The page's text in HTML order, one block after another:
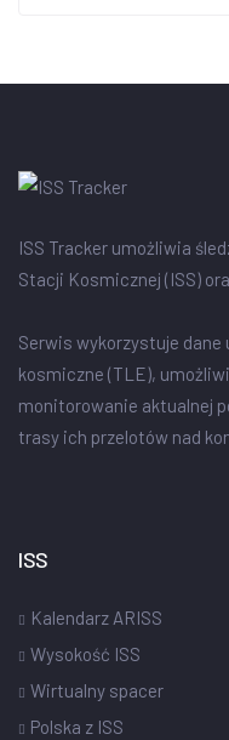
ISS Tracker umożliwia
Stacji Kosmicznej (ISS)
Serwis wykorzystuje dane
kosmiczne (TLE),
monitorowanie aktualnej
trasy ich przelotów nad
ISS
Kalendarz ARISS
Wysokość ISS
Wirtualny spacer
Polska z ISS